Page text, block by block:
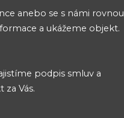
anebo se s námi rovnou
a ukážeme objekt.
podpis smluv a
Vás.